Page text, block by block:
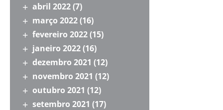
abril 2022(7)
março 2022(16)
fevereiro 2022(15)
janeiro 2022(16)
dezembro 2021 (12)
novembro 2021 (12)
outubro 2021 (12)
setembro 2021 (17)